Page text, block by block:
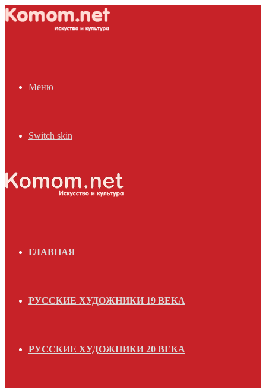
Меню
Switch skin
ГЛАВНАЯ
РУССКИЕ ХУДОЖНИКИ 19 ВЕКА
РУССКИЕ ХУДОЖНИКИ 20 ВЕКА